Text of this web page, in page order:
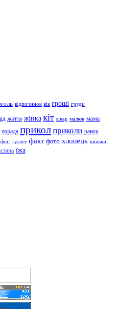
відпочинок вік гроші груди
життя жінка кіт лікар малюк мама
порада прикол приколи ранок
туалет факт фото хлопець цицьки
їжа